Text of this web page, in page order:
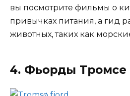
вы посмотрите фильмы о
привычках питания, а гид
животных, таких как
4. Фьорды Тромсе